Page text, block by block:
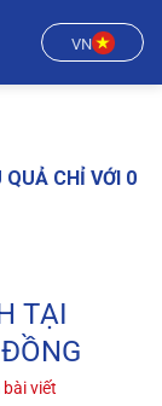
VN
QUẢ CHỈ VỚI 0
TẠI
viết